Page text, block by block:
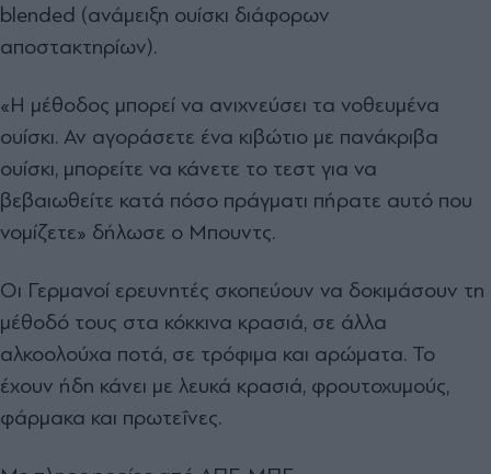
blended (ανάμειξη ουίσκι διάφορων
αποστακτηρίων).
«Η μέθοδος μπορεί να ανιχνεύσει τα νοθευμένα
ουίσκι. Αν αγοράσετε ένα κιβώτιο με πανάκριβα
ουίσκι, μπορείτε να κάνετε το τεστ για να
βεβαιωθείτε κατά πόσο πράγματι πήρατε αυτό που
νομίζετε» δήλωσε ο Μπουντς.
Οι Γερμανοί ερευνητές σκοπεύουν να δοκιμάσουν τη
μέθοδό τους στα κόκκινα κρασιά, σε άλλα
αλκοολούχα ποτά, σε τρόφιμα και αρώματα. Το
έχουν ήδη κάνει με λευκά κρασιά, φρουτοχυμούς,
φάρμακα και πρωτεΐνες.